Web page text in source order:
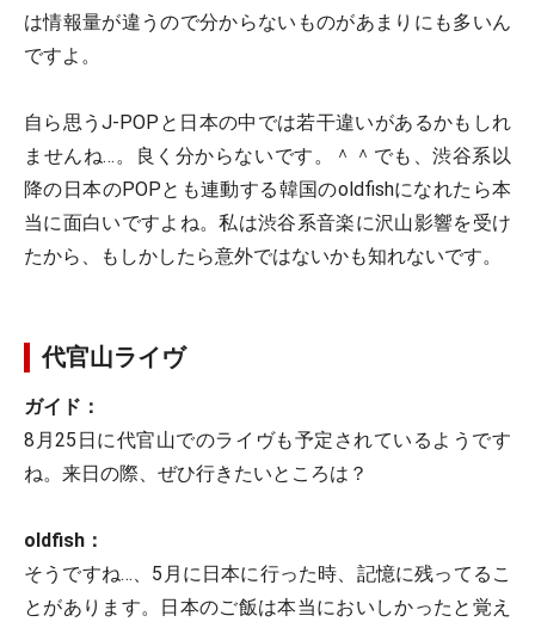
は情報量が違うので分からないものがあまりにも多いん
ですよ。
自ら思うJ-POPと日本の中では若干違いがあるかもしれ
ませんね…。良く分からないです。＾＾でも、渋谷系以
降の日本のPOPとも連動する韓国のoldfishになれたら本
当に面白いですよね。私は渋谷系音楽に沢山影響を受け
たから、もしかしたら意外ではないかも知れないです。
代官山ライヴ
ガイド：
8月25日に代官山でのライヴも予定されているようです
ね。来日の際、ぜひ行きたいところは？
oldfish：
そうですね…、5月に日本に行った時、記憶に残ってるこ
とがあります。日本のご飯は本当においしかったと覚え